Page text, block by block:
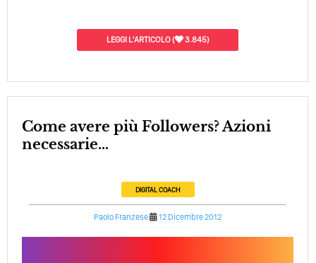
LEGGI L'ARTICOLO( 3.845)
Come avere più Followers? Azioni
necessarie...
DIGITAL COACH
Paolo Franzese 12 Dicembre 2012